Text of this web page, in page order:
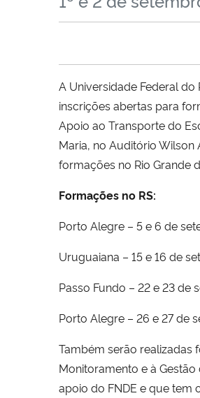
A Universidade Federal
inscrições abertas para
Apoio ao Transporte do
Maria, no Auditório Wilson
formações no Rio Grande
Formações no RS:
Porto Alegre – 5 e 6 de
Uruguaiana – 15 e 16 de
Passo Fundo – 22 e 23 de
Porto Alegre – 26 e 27 de
Também serão realizadas
Monitoramento e à
apoio do FNDE e que tem